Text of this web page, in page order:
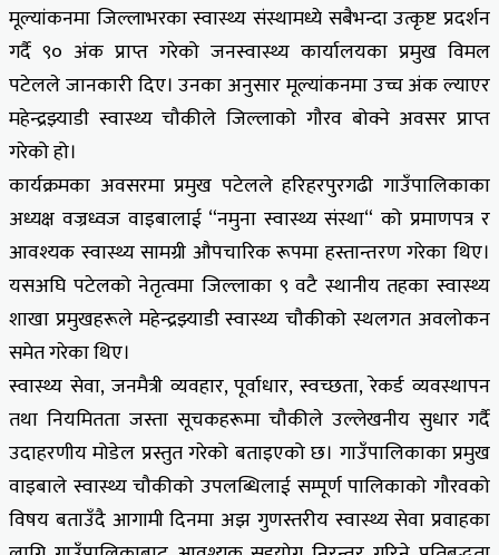
मूल्यांकनमा जिल्लाभरका स्वास्थ्य संस्थामध्ये सबैभन्दा उत्कृष्ट प्रदर्शन
गर्दै ९० अंक प्राप्त गरेको जनस्वास्थ्य कार्यालयका प्रमुख विमल
पटेलले जानकारी दिए। उनका अनुसार मूल्यांकनमा उच्च अंक ल्याएर
महेन्द्रझ्याडी स्वास्थ्य चौकीले जिल्लाको गौरव बोक्ने अवसर प्राप्त
गरेको हो।
कार्यक्रमका अवसरमा प्रमुख पटेलले हरिहरपुरगढी गाउँपालिकाका
अध्यक्ष वज्रध्वज वाइबालाई “नमुना स्वास्थ्य संस्था“ को प्रमाणपत्र र
आवश्यक स्वास्थ्य सामग्री औपचारिक रूपमा हस्तान्तरण गरेका थिए।
यसअघि पटेलको नेतृत्वमा जिल्लाका ९ वटै स्थानीय तहका स्वास्थ्य
शाखा प्रमुखहरूले महेन्द्रझ्याडी स्वास्थ्य चौकीको स्थलगत अवलोकन
समेत गरेका थिए।
स्वास्थ्य सेवा, जनमैत्री व्यवहार, पूर्वाधार, स्वच्छता, रेकर्ड व्यवस्थापन
तथा नियमितता जस्ता सूचकहरूमा चौकीले उल्लेखनीय सुधार गर्दै
उदाहरणीय मोडेल प्रस्तुत गरेको बताइएको छ। गाउँपालिकाका प्रमुख
वाइबाले स्वास्थ्य चौकीको उपलब्धिलाई सम्पूर्ण पालिकाको गौरवको
विषय बताउँदै आगामी दिनमा अझ गुणस्तरीय स्वास्थ्य सेवा प्रवाहका